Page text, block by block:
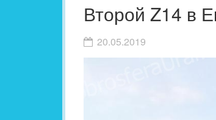
Второй Z14 в
20.05.2019